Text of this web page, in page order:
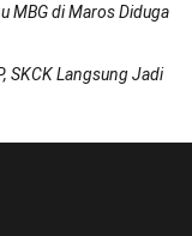
MBG di Maros Diduga
SKCK Langsung Jadi